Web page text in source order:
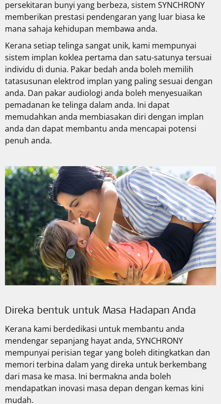
persekitaran bunyi yang berbeza, sistem SYNCHRONY
memberikan prestasi pendengaran yang luar biasa ke
mana sahaja kehidupan membawa anda.
Kerana setiap telinga sangat unik, kami mempunyai
sistem implan koklea pertama dan satu-satunya tersuai
individu di dunia. Pakar bedah anda boleh memilih
tatasusunan elektrod implan yang paling sesuai dengan
anda. Dan pakar audiologi anda boleh menyesuaikan
pemadanan ke telinga dalam anda. Ini dapat
memudahkan anda membiasakan diri dengan implan
anda dan dapat membantu anda mencapai potensi
penuh anda.
Direka bentuk untuk Masa Hadapan Anda
Kerana kami berdedikasi untuk membantu anda
mendengar sepanjang hayat anda, SYNCHRONY
mempunyai perisian tegar yang boleh ditingkatkan dan
memori terbina dalam yang direka untuk berkembang
dari masa ke masa. Ini bermakna anda boleh
mendapatkan inovasi masa depan dengan kemas kini
mudah.